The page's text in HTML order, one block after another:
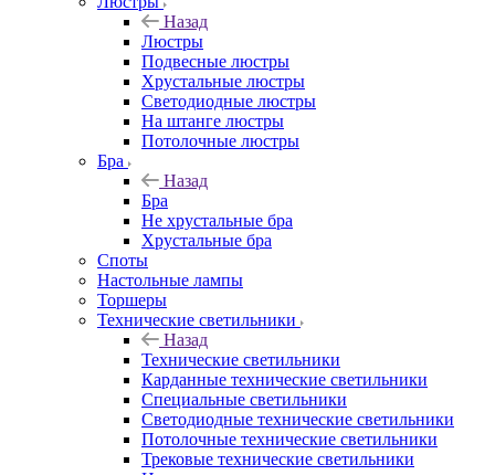
Назад
Люстры
Подвесные люстры
Хрустальные люстры
Светодиодные люстры
На штанге люстры
Потолочные люстры
Бра
Назад
Бра
Не хрустальные бра
Хрустальные бра
Споты
Настольные лампы
Торшеры
Технические светильники
Назад
Технические светильники
Карданные технические светильники
Специальные светильники
Светодиодные технические светильники
Потолочные технические светильники
Трековые технические светильники